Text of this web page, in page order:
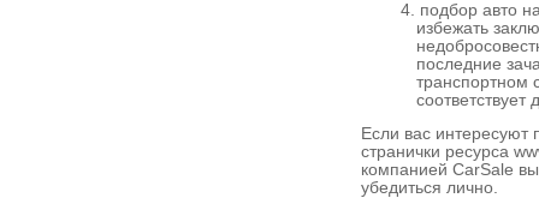
подбор авто
избежать
последние
транспортном
соответствует
Если вас интересуют
странички ресурса
компанией CarSale
убедиться лично.